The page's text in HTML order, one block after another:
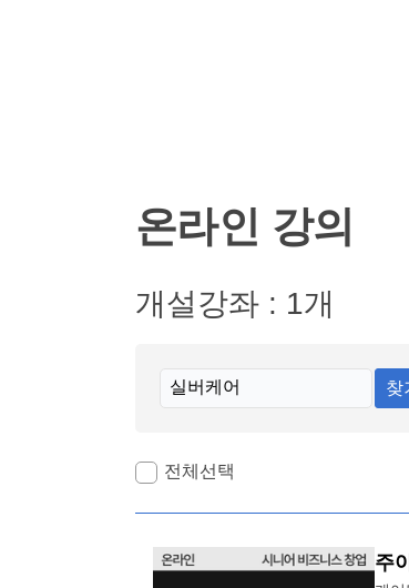
온라인 강의
개설강좌 : 1개
찾
전체선택
주